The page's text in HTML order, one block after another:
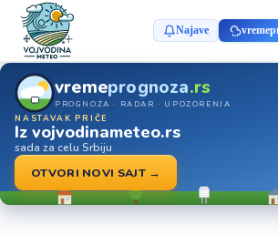
Najave
vremeprognoza.rs
PROGNOZA · RADAR · UPOZORENJA
NASTAVAK PRIČE
Iz vojvodinameteo.rs
sada za celu Srbiju
OTVORI NOVI SAJT →